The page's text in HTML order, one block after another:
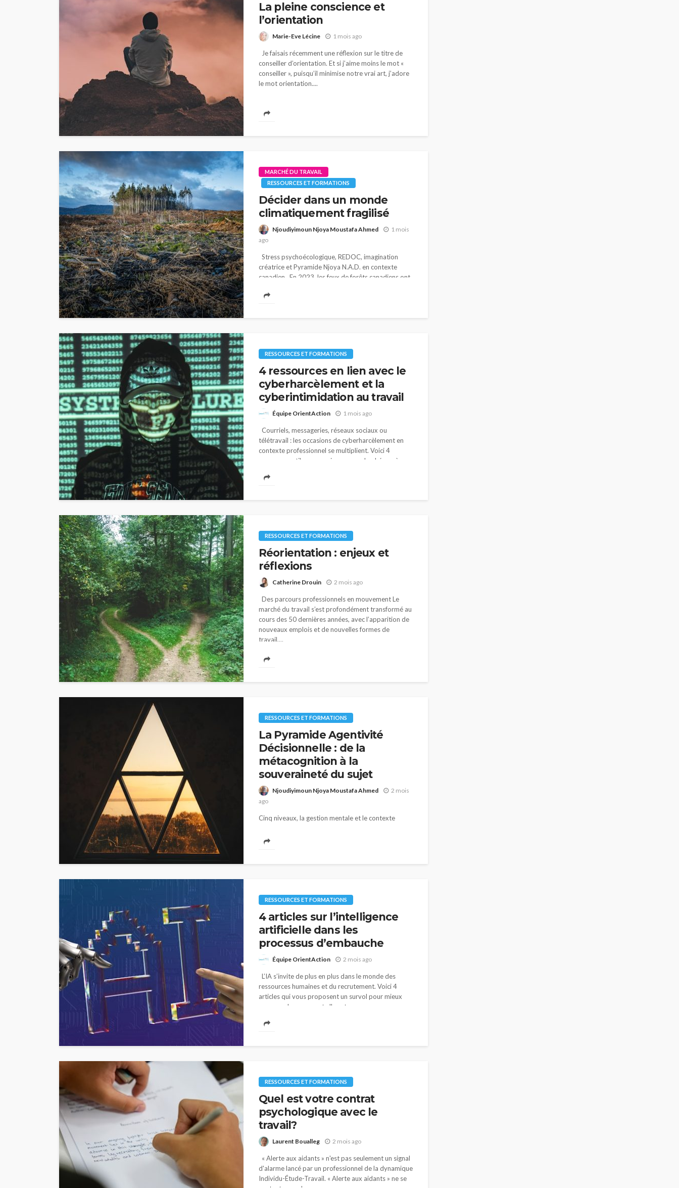
La pleine conscience et
l’orientation
Marie-Eve Lécine 1 mois ago
Je faisais récemment une réflexion sur le titre de
conseiller d’orientation. Et si j’aime moins le mot «
conseiller », puisqu’il minimise notre vrai art, j’adore
le mot orientation....
MARCHÉ DU TRAVAIL
RESSOURCES ET FORMATIONS
Décider dans un monde
climatiquement fragilisé
Njoudiyimoun Njoya Moustafa Ahmed
1 mois
ago
Stress psychoécologique, REDOC, imagination
créatrice et Pyramide Njoya N.A.D. en contexte
canadien En 2023, les feux de forêts canadiens ont
RESSOURCES ET FORMATIONS
4 ressources en lien avec le
cyberharcèlement et la
cyberintimidation au travail
Équipe OrientAction 1 mois ago
Courriels, messageries, réseaux sociaux ou
télétravail : les occasions de cyberharcèlement en
contexte professionnel se multiplient. Voici 4
ressources utiles pour mieux cerner le phénomène,
RESSOURCES ET FORMATIONS
Réorientation : enjeux et
réflexions
Catherine Drouin 2 mois ago
Des parcours professionnels en mouvement Le
marché du travail s’est profondément transformé au
cours des 50 dernières années, avec l’apparition de
nouveaux emplois et de nouvelles formes de
travail,...
RESSOURCES ET FORMATIONS
La Pyramide Agentivité
Décisionnelle : de la
métacognition à la
souveraineté du sujet
Njoudiyimoun Njoya Moustafa Ahmed
2 mois
ago
Cinq niveaux, la gestion mentale et le contexte
L’orientation professionnelle traverse une période
RESSOURCES ET FORMATIONS
4 articles sur l’intelligence
artificielle dans les
processus d’embauche
Équipe OrientAction 2 mois ago
L’IA s’invite de plus en plus dans le monde des
ressources humaines et du recrutement. Voici 4
articles qui vous proposent un survol pour mieux
comprendre comment elle est...
RESSOURCES ET FORMATIONS
Quel est votre contrat
psychologique avec le
travail?
Laurent Boualleg 2 mois ago
« Alerte aux aidants » n'est pas seulement un signal
d'alarme lancé par un professionnel de la dynamique
Individu-Étude-Travail. « Alerte aux aidants » ne se